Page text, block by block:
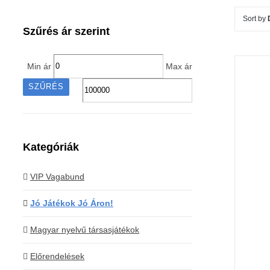
Sort by
Szűrés ár szerint
Min ár Max ár
SZŰRÉS
Kategóriák
VIP Vagabund
Jó Játékok Jó Áron!
Magyar nyelvű társasjátékok
Előrendelések